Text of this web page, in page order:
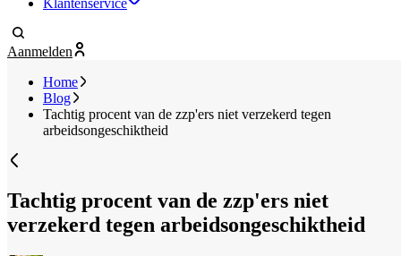
Aanmelden
Home
Blog
Tachtig procent van de zzp'ers niet verzekerd tegen
arbeidsongeschiktheid
Tachtig procent van de zzp'ers niet
verzekerd tegen arbeidsongeschiktheid